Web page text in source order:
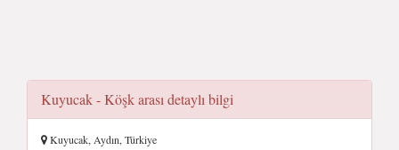
Kuyucak - Köşk arası detaylı bilgi
Kuyucak, Aydın, Türkiye